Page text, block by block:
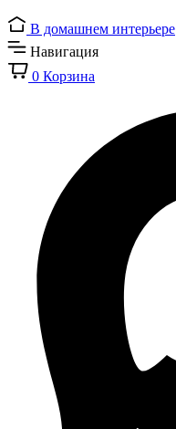
В домашнем интерьере
Навигация
0 Корзина